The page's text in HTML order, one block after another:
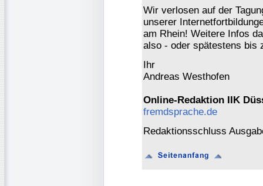
Wir verlosen auf der
unserer
am Rhein! Weitere Infos
also - oder spätestens bis
Ihr
Andreas Westhofen
Online-Redaktion IIK
fremdsprache.de
Redaktionsschluss